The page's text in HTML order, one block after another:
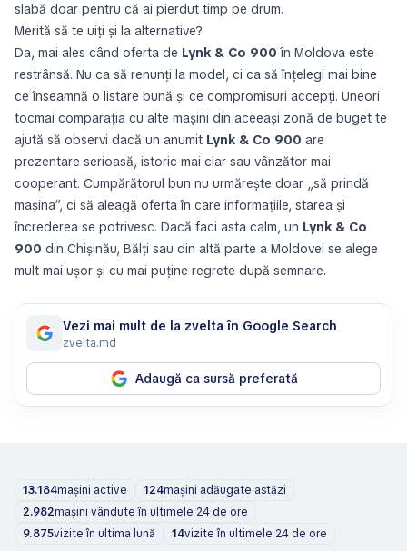
slabă doar pentru că ai pierdut timp pe drum.
Merită să te uiți și la alternative?
Da, mai ales când oferta de Lynk & Co 900 în Moldova este
restrânsă. Nu ca să renunți la model, ci ca să înțelegi mai bine
ce înseamnă o listare bună și ce compromisuri accepți. Uneori
tocmai comparația cu alte mașini din aceeași zonă de buget te
ajută să observi dacă un anumit Lynk & Co 900 are
prezentare serioasă, istoric mai clar sau vânzător mai
cooperant. Cumpărătorul bun nu urmărește doar „să prindă
mașina”, ci să aleagă oferta în care informațiile, starea și
încrederea se potrivesc. Dacă faci asta calm, un Lynk & Co
900 din Chișinău, Bălți sau din altă parte a Moldovei se alege
mult mai ușor și cu mai puține regrete după semnare.
Vezi mai mult de la zvelta în Google Search
zvelta.md
Adaugă ca sursă preferată
13.184mașini active 124mașini adăugate astăzi
2.982mașini vândute în ultimele 24 de ore
9.875vizite în ultima lună 14vizite în ultimele 24 de ore